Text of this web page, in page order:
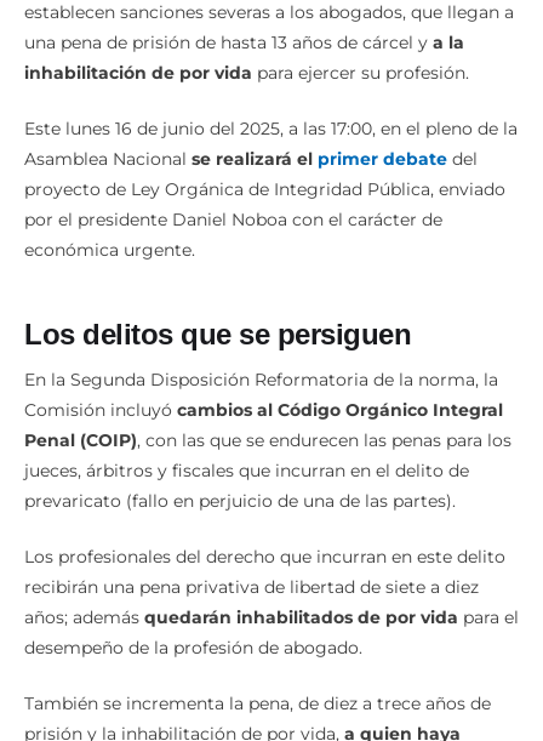
establecen sanciones severas a los abogados, que llegan a
una pena de prisión de hasta 13 años de cárcel y a la
inhabilitación de por vida para ejercer su profesión.
Este lunes 16 de junio del 2025, a las 17:00, en el pleno de la
Asamblea Nacional se realizará el primer debate del
proyecto de Ley Orgánica de Integridad Pública, enviado
por el presidente Daniel Noboa con el carácter de
económica urgente.
Los delitos que se persiguen
En la Segunda Disposición Reformatoria de la norma, la
Comisión incluyó cambios al Código Orgánico Integral
Penal (COIP), con las que se endurecen las penas para los
jueces, árbitros y fiscales que incurran en el delito de
prevaricato (fallo en perjuicio de una de las partes).
Los profesionales del derecho que incurran en este delito
recibirán una pena privativa de libertad de siete a diez
años; además quedarán inhabilitados de por vida para el
desempeño de la profesión de abogado.
También se incrementa la pena, de diez a trece años de
prisión y la inhabilitación de por vida, a quien haya